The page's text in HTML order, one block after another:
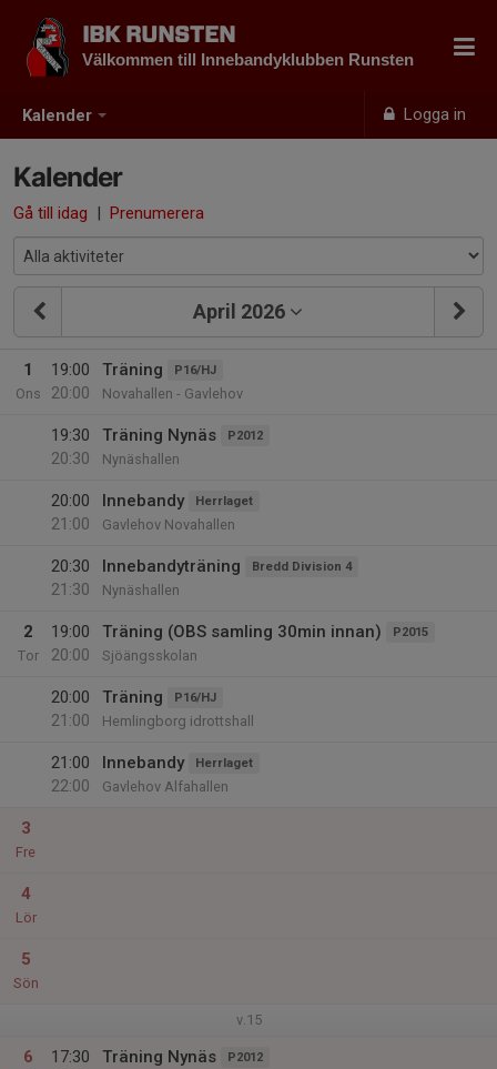
Kalender Logga in
IBK RUNSTEN
Välkommen till Innebandyklubben Runsten
Kalender
Gå till idag | Prenumerera
April 2026
1
Ons
19:00
20:00
Träning P16/HJ
Novahallen - Gavlehov
19:30
20:30
Träning Nynäs P2012
Nynäshallen
20:00
21:00
Innebandy Herrlaget
Gavlehov Novahallen
20:30
21:30
Innebandyträning Bredd Division 4
Nynäshallen
2
Tor
19:00
20:00
Träning (OBS samling 30min innan) P2015
Sjöängsskolan
20:00
21:00
Träning P16/HJ
Hemlingborg idrottshall
21:00
22:00
Innebandy Herrlaget
Gavlehov Alfahallen
3
Fre
4
Lör
5
Sön
v.15
6
17:30
Träning Nynäs P2012